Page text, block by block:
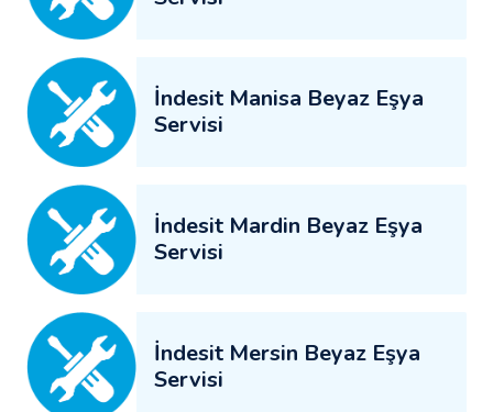
İndesit Manisa Beyaz Eşya
Servisi
İndesit Mardin Beyaz Eşya
Servisi
İndesit Mersin Beyaz Eşya
Servisi